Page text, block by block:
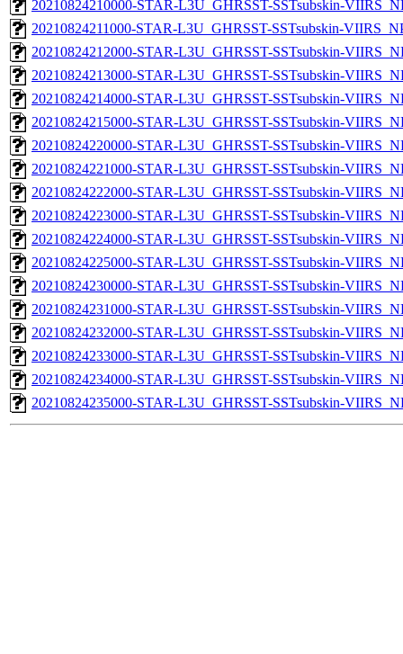
20210824210000-STAR-L3U_GHRSST-SSTsubskin-
20210824211000-STAR-L3U_GHRSST-SSTsubskin-
20210824212000-STAR-L3U_GHRSST-SSTsubskin-
20210824213000-STAR-L3U_GHRSST-SSTsubskin-
20210824214000-STAR-L3U_GHRSST-SSTsubskin-
20210824215000-STAR-L3U_GHRSST-SSTsubskin-
20210824220000-STAR-L3U_GHRSST-SSTsubskin-
20210824221000-STAR-L3U_GHRSST-SSTsubskin-
20210824222000-STAR-L3U_GHRSST-SSTsubskin-
20210824223000-STAR-L3U_GHRSST-SSTsubskin-
20210824224000-STAR-L3U_GHRSST-SSTsubskin-
20210824225000-STAR-L3U_GHRSST-SSTsubskin-
20210824230000-STAR-L3U_GHRSST-SSTsubskin-
20210824231000-STAR-L3U_GHRSST-SSTsubskin-
20210824232000-STAR-L3U_GHRSST-SSTsubskin-
20210824233000-STAR-L3U_GHRSST-SSTsubskin-
20210824234000-STAR-L3U_GHRSST-SSTsubskin-
20210824235000-STAR-L3U_GHRSST-SSTsubskin-